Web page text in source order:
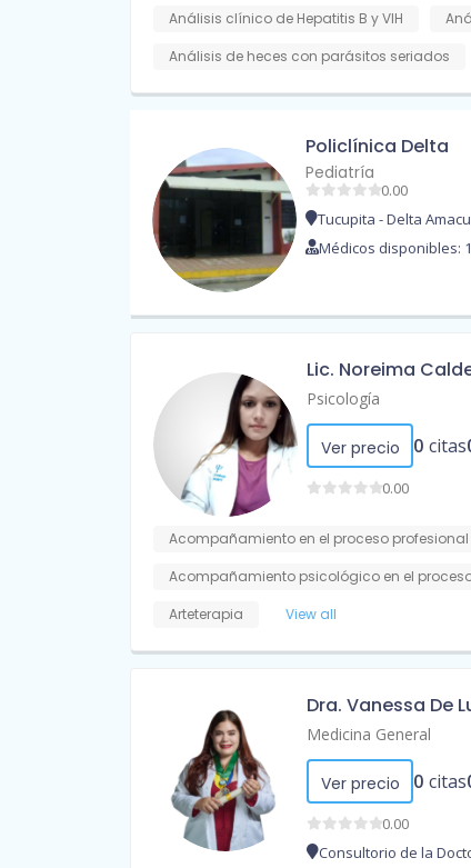
Análisis clínico de Hepatitis B y VIH
Análisis de heces con parásitos seriados
Policlínica Delta
Pediatría
0.00
Tucupita - Delta
Médicos disponibles: 1
Lic. Noreima
Psicología
Ver precio 0 citas
0.00
Acompañamiento en el proceso profesional
Acompañamiento psicológico en el
Arteterapia
View all
Dra. Vanessa De
Medicina General
Ver precio 0 citas
0.00
Consultorio de la